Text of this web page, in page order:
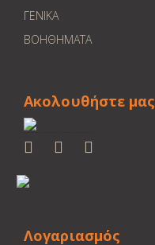
ΓΕΝΙΚΑ
ΒΟΗΘΗΜΑΤΑ
Ακολουθήστε μας
Λογαριασμός